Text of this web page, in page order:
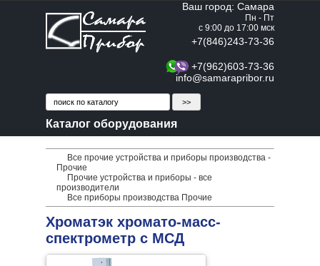
Ваш город: Самара
Пн - Пт
с 9:00 до 17:00 мск
+7(846)243-73-36
+7(962)603-73-36
info@samarapribor.ru
Каталог оборудования
Все прочие устройства и приборы производства -
Прочие
Прочие устройства и приборы - все
производители
Все приборы производства Прочие
Хроматэк хромато-масс-
спектрометр с МСД